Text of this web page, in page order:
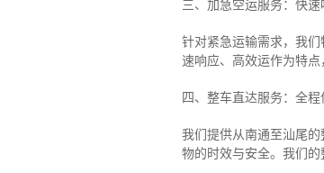
三、加急空运服务：快
针对紧急运输需求，我
速响应、高效运作为特点
四、整车直达服务：全
我们提供从南通至汕尾
物的时效与安全。我们